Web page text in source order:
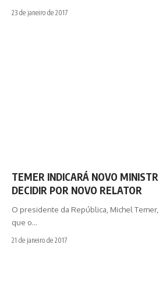
23 de janeiro de 2017
TEMER INDICARÁ NOVO
DECIDIR POR NOVO RELATOR
O presidente da República, Michel
que o…
21 de janeiro de 2017